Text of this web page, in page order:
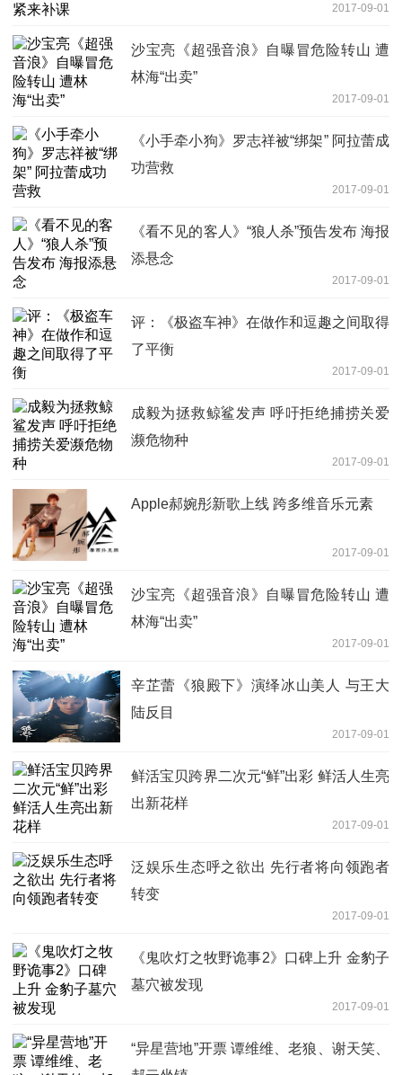
2017-09-01
沙宝亮《超强音浪》自曝冒危险转山 遭
林海“出卖”
2017-09-01
《小手牵小狗》罗志祥被“绑架” 阿拉蕾成
功营救
2017-09-01
《看不见的客人》“狼人杀”预告发布 海报
添悬念
2017-09-01
评：《极盗车神》在做作和逗趣之间取得
了平衡
2017-09-01
成毅为拯救鲸鲨发声 呼吁拒绝捕捞关爱
濒危物种
2017-09-01
Apple郝婉彤新歌上线 跨多维音乐元素
2017-09-01
沙宝亮《超强音浪》自曝冒危险转山 遭
林海“出卖”
2017-09-01
辛芷蕾《狼殿下》演绎冰山美人 与王大
陆反目
2017-09-01
鲜活宝贝跨界二次元“鲜”出彩 鲜活人生亮
出新花样
2017-09-01
泛娱乐生态呼之欲出 先行者将向领跑者
转变
2017-09-01
《鬼吹灯之牧野诡事2》口碑上升 金豹子
墓穴被发现
2017-09-01
“异星营地”开票 谭维维、老狼、谢天笑、